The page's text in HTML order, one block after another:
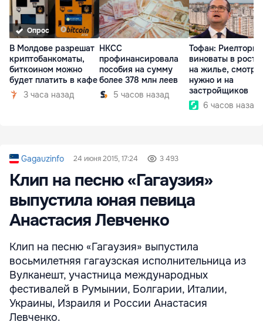
Опрос
В Молдове разрешат
криптобанкоматы,
биткоином можно
будет платить в кафе
3 часа назад
НКСС
профинансировала
пособия на сумму
более 378 млн леев
5 часов назад
Тофан: Риелторы
виноваты в росте
на жилье,
нужно и на
застройщиков
6 часов назад
Gagauzinfo 24 июня 2015, 17:24 3 493
Клип на песню «Гагаузия»
выпустила юная певица
Анастасия Левченко
Клип на песню «Гагаузия» выпустила
восьмилетняя гагаузская исполнительница из
Вулканешт, участница международных
фестивалей в Румынии, Болгарии, Италии,
Украины, Израиля и России Анастасия
Левченко.